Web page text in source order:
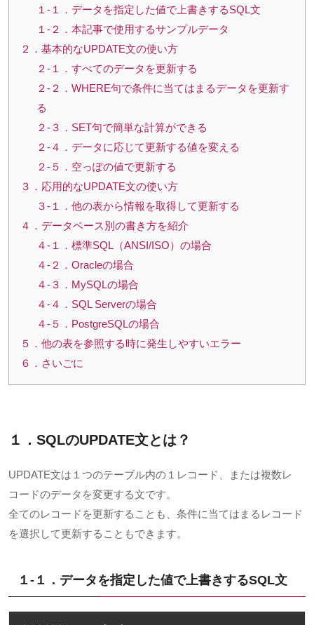
１-１．データを指定した値で上書きするSQL文
１-２．本記事で使用するサンプルデータ
２．基本的なUPDATE文の使い方
２-１．すべてのデータを更新する
２-２．WHERE句で条件に当てはまるデータを更新す
る
２-３．SET句で簡単な計算ができる
２-４．データに応じて更新する値を変える
２-５．空っぽの値で更新する
３．応用的なUPDATE文の使い方
３-１．他の表から情報を取得して更新する
４．データベース別の書き方を紹介
４-１．標準SQL（ANSI/ISO）の場合
４-２．Oracleの場合
４-３．MySQLの場合
４-４．SQL Serverの場合
４-５．PostgreSQLの場合
５．他の表を参照する時に発生しやすいエラー
６．さいごに
１．SQLのUPDATE文とは？
UPDATE文は１つのテーブル内の１レコード、または複数レ
コードのデータを変更する文です。
全てのレコードを更新することも、条件に当てはまるレコード
を選択して更新することもできます。
１-１．データを指定した値で上書きするSQL文